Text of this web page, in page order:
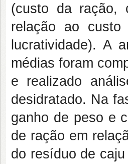
(custo da ração,
relação ao custo
lucratividade). A
médias foram
e realizado
desidratado. Na
ganho de peso e
de ração em
do resíduo de